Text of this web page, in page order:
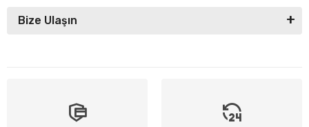
Bize Ulaşın